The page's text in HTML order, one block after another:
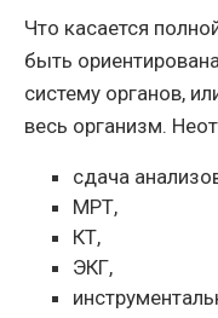
Что касается
быть
систему органов,
весь организм.
сдача
МРТ,
КТ,
ЭКГ,